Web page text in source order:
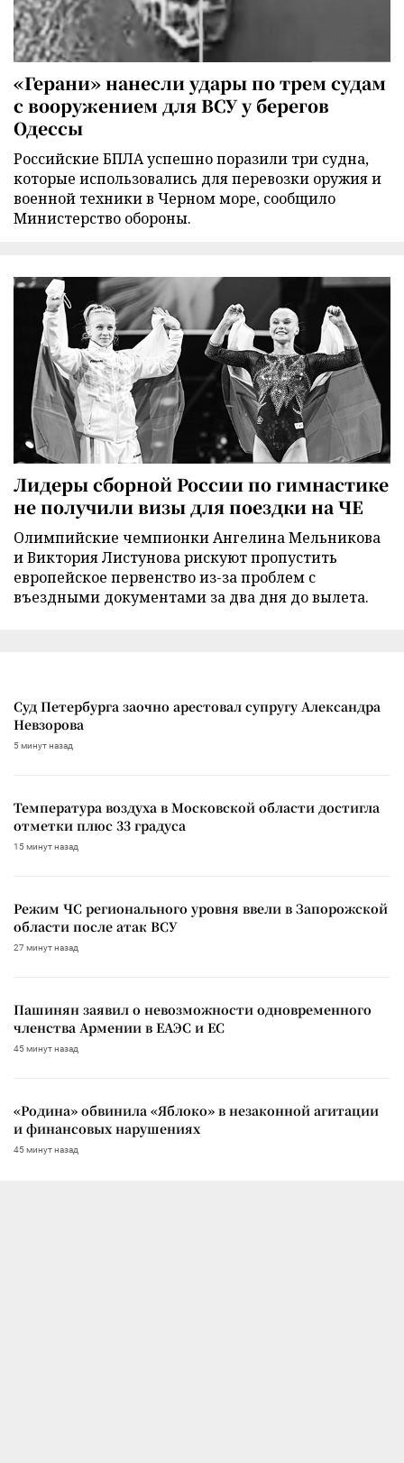
«Герани» нанесли удары по трем судам
с вооружением для ВСУ у берегов
Одессы
Российские БПЛА успешно поразили три судна,
которые использовались для перевозки оружия и
военной техники в Черном море, сообщило
Министерство обороны.
Лидеры сборной России по гимнастике
не получили визы для поездки на ЧЕ
Олимпийские чемпионки Ангелина Мельникова
и Виктория Листунова рискуют пропустить
европейское первенство из-за проблем с
въездными документами за два дня до вылета.
Суд Петербурга заочно арестовал супругу Александра
Невзорова
5 минут назад
Температура воздуха в Московской области достигла
отметки плюс 33 градуса
15 минут назад
Режим ЧС регионального уровня ввели в Запорожской
области после атак ВСУ
27 минут назад
Пашинян заявил о невозможности одновременного
членства Армении в ЕАЭС и ЕС
45 минут назад
«Родина» обвинила «Яблоко» в незаконной агитации
и финансовых нарушениях
45 минут назад